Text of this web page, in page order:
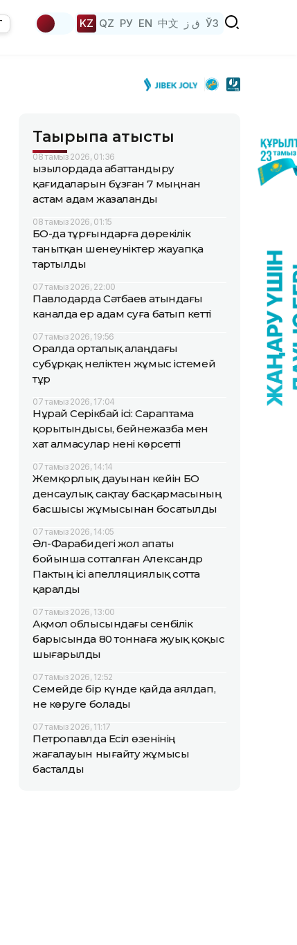
KZ QZ РУ EN 中文 ق ز ЎЗ
Тақырыпқа қатысты
08 тамыз 2026, 01:36
Қызылордада абаттандыру
қағидаларын бұзған 7 мыңнан
астам адам жазаланды
08 тамыз 2026, 01:15
БҚО-да тұрғындарға дөрекілік
танытқан шенеуніктер жауапқа
тартылды
07 тамыз 2026, 22:00
Павлодарда Сәтбаев атындағы
каналда ер адам суға батып кетті
07 тамыз 2026, 19:56
Оралда орталық алаңдағы
субұрқақ неліктен жұмыс істемей
тұр
07 тамыз 2026, 17:04
Нұрай Серікбай ісі: Сараптама
қорытындысы, бейнежазба мен
хат алмасулар нені көрсетті
07 тамыз 2026, 14:14
Жемқорлық дауынан кейін БҚО
денсаулық сақтау басқармасының
басшысы жұмысынан босатылды
07 тамыз 2026, 14:05
Әл-Фарабидегі жол апаты
бойынша сотталған Александр
Пактың ісі апелляциялық сотта
қаралды
07 тамыз 2026, 13:00
Ақмол облысындағы сенбілік
барысында 80 тоннаға жуық қоқыс
шығарылды
07 тамыз 2026, 12:52
Семейде бір күнде қайда аялдап,
не көруге болады
07 тамыз 2026, 11:17
Петропавлда Есіл өзенінің
жағалауын нығайту жұмысы
басталды